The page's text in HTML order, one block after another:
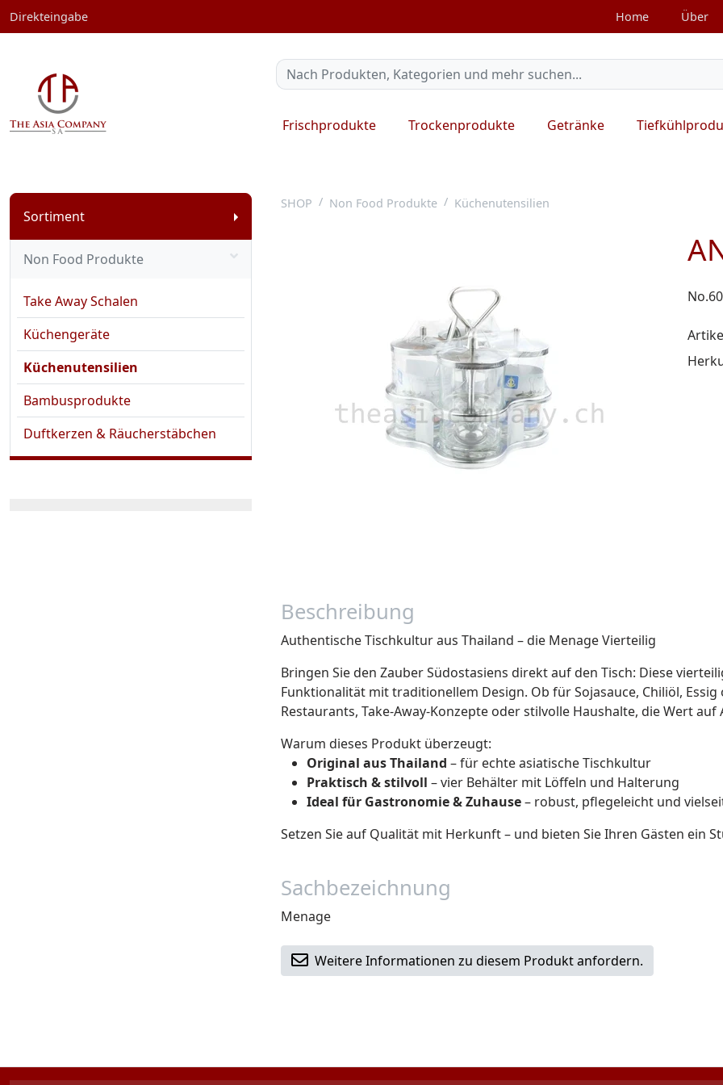
Direkteingabe Home Über
Frischprodukte Trockenprodukte Getränke
Sortiment
Non Food Produkte
Take Away Schalen
Küchengeräte
Küchenutensilien
Bambusprodukte
Duftkerzen & Räucherstäbchen
SHOP Non Food Produkte Küchenutensilien
Beschreibung
Authentische Tischkultur aus Thailand – die Menage Vierteilig
Bringen Sie den Zauber Südostasiens direkt auf den Tisch: Diese
Funktionalität mit traditionellem Design. Ob für Sojasauce, Chiliöl,
Restaurants, Take-Away-Konzepte oder stilvolle Haushalte, die Wert
Warum dieses Produkt überzeugt:
Original aus Thailand – für echte asiatische Tischkultur
Praktisch & stilvoll – vier Behälter mit Löffeln und Halterung
Ideal für Gastronomie & Zuhause– robust, pflegeleicht und
Setzen Sie auf Qualität mit Herkunft – und bieten Sie Ihren Gästen ein
Sachbezeichnung
Menage
Weitere Informationen zu diesem Produkt anfordern.